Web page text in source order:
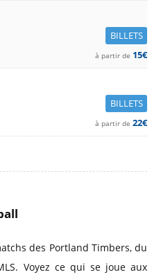
BILLETS
à partir de 15€
BILLETS
à partir de 22€
des Portland Timbers, du
Voyez ce qui se joue aux